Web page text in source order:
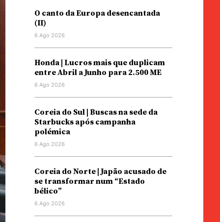
O canto da Europa desencantada
(II)
6 Ago 2026
Honda | Lucros mais que duplicam
entre Abril a Junho para 2.500 ME
6 Ago 2026
Coreia do Sul | Buscas na sede da
Starbucks após campanha
polémica
6 Ago 2026
Coreia do Norte | Japão acusado de
se transformar num “Estado
bélico”
6 Ago 2026